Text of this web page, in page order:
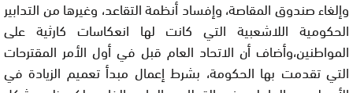
وإلغاء صندوق المقاصة، وإفساد أنظمة التقاعد، وغيرها من التدابير
الحكومية اللاشعبية التي كانت لها انعكاسات كارثية على
المواطنين،وأضاف أن الاتحاد العام قبل في أول الأمر المقترحات
التي تقدمت بها الحكومة، بشرط إعمال مبدأ تعميم الزيادة في